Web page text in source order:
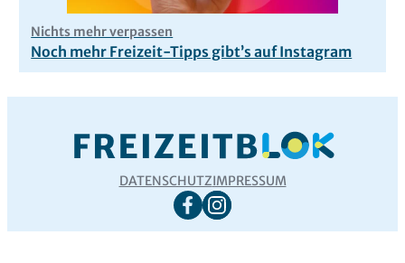
Nichts mehr verpassen
Noch mehr Freizeit-Tipps gibt’s auf Instagram
DATENSCHUTZIMPRESSUM